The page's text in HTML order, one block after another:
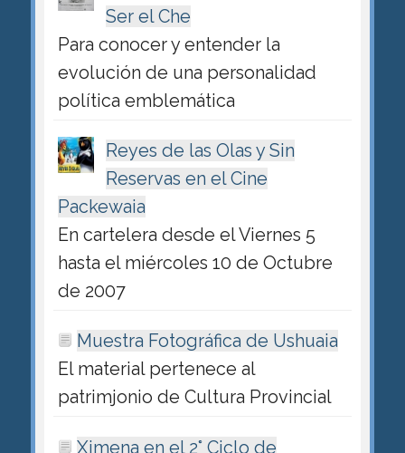
Ser el Che
Para conocer y entender la
evolución de una personalidad
política emblemática
Reyes de las Olas y Sin
Reservas en el Cine
Packewaia
En cartelera desde el Viernes 5
hasta el miércoles 10 de Octubre
de 2007
Muestra Fotográfica de Ushuaia
El material pertenece al
patrimjonio de Cultura Provincial
Ximena en el 2° Ciclo de